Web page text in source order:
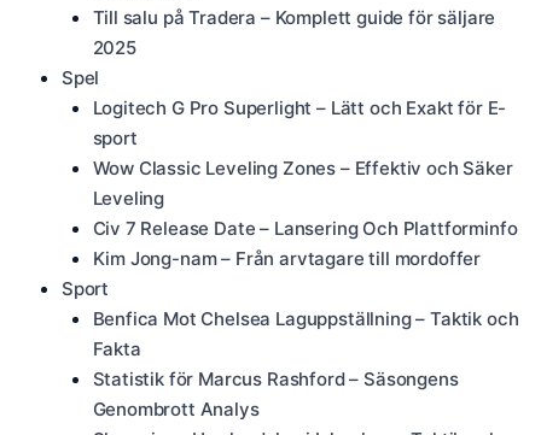
Till salu på Tradera – Komplett guide för säljare
2025
Spel
Logitech G Pro Superlight – Lätt och Exakt för E-
sport
Wow Classic Leveling Zones – Effektiv och Säker
Leveling
Civ 7 Release Date – Lansering Och Plattforminfo
Kim Jong-nam – Från arvtagare till mordoffer
Sport
Benfica Mot Chelsea Laguppställning – Taktik och
Fakta
Statistik för Marcus Rashford – Säsongens
Genombrott Analys